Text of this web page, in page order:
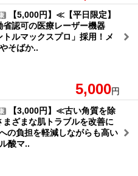
【5,000円】≪【平日限定】
省認可の医療レーザー機器
トルマックスプロ」採用！メ
そばか..
5,000円
【3,000円】≪古い角質を除
まざまな肌トラブルを改善に
の負担を軽減しながらも高い
酸マ..